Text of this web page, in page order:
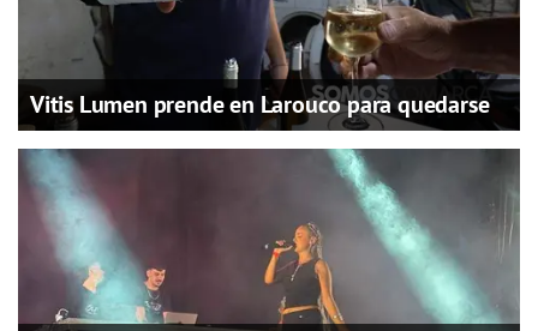
Vitis Lumen prende en Larouco para quedarse